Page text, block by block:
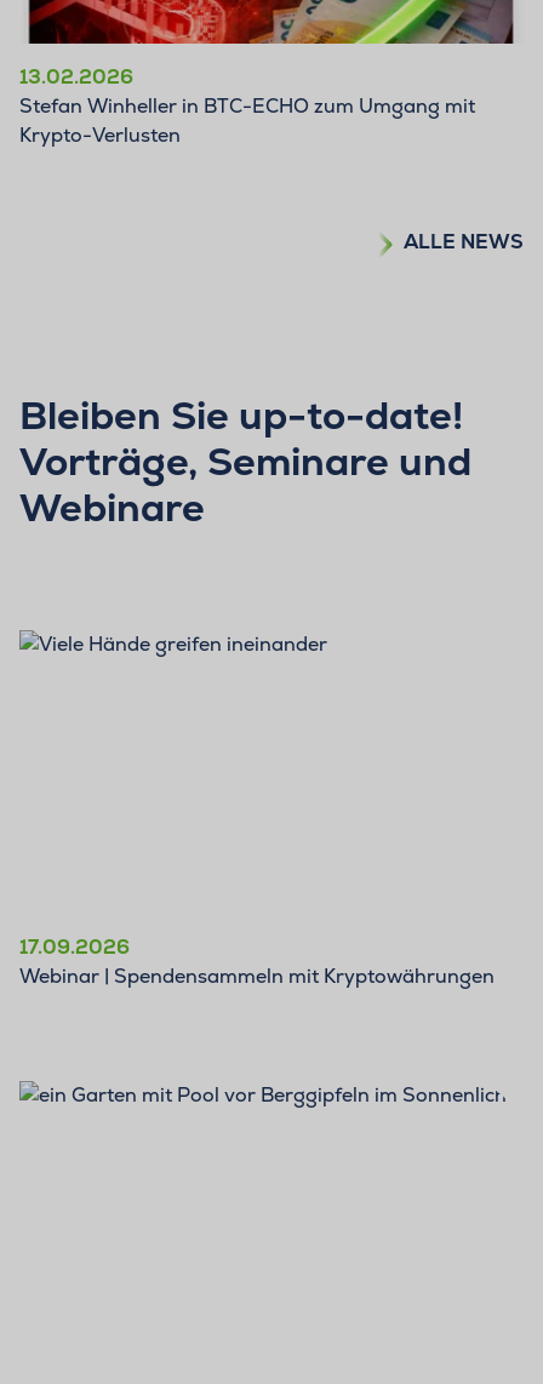
13.02.2026
Stefan Winheller in BTC-ECHO zum Umgang mit
Krypto-Verlusten
ALLE NEWS
Bleiben Sie up-to-date!
Vorträge, Seminare und
Webinare
17.09.2026
Webinar | Spendensammeln mit Kryptowährungen